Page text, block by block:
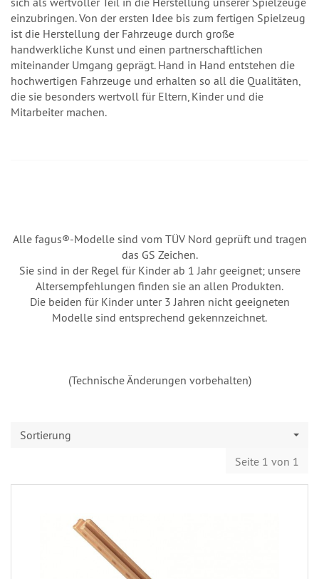
einzubringen. Von der ersten Idee bis zum fertigen Spielzeug
ist die Herstellung der Fahrzeuge durch große
handwerkliche Kunst und einen partnerschaftlichen
miteinander Umgang geprägt. Hand in Hand entstehen die
hochwertigen Fahrzeuge und erhalten so all die Qualitäten,
die sie besonders wertvoll für Eltern, Kinder und die
Mitarbeiter machen.
Alle fagus®-Modelle sind vom TÜV Nord geprüft und tragen
das GS Zeichen.
Sie sind in der Regel für Kinder ab 1 Jahr geeignet; unsere
Altersempfehlungen finden sie an allen Produkten.
Die beiden für Kinder unter 3 Jahren nicht geeigneten
Modelle sind entsprechend gekennzeichnet.
(Technische Änderungen vorbehalten)
Sortierung
Seite 1 von 1